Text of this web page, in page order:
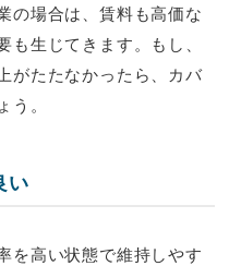
の場合は、賃料も高価な
生じてきます。もし、
がたたなかったら、カバ
。
い
を高い状態で維持しやす